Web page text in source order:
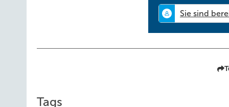
Zudem gibt es eine Vielzahl weiterer Faktoren, welche
Kombination mit Wärmepumpen und PV-Anlagen
CO₂-Einsparungen, eine Senkung der Warmmieten
und eine gesunde Raumluftqualität mit der Vermeidung
Tags